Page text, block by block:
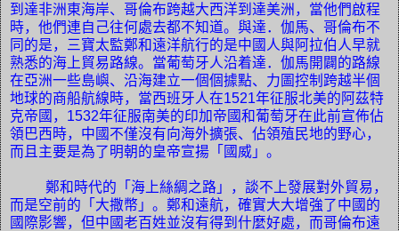
到達非洲東海岸、哥倫布跨越大西洋到達美洲，當他們啟程
時，他們連自己往何處去都不知道。與達．伽馬、哥倫布不
同的是，三寶太監鄭和遠洋航行的是中國人與阿拉伯人早就
熟悉的海上貿易路線。當葡萄牙人沿着達．伽馬開闢的路線
在亞洲一些島嶼、沿海建立一個個據點、力圖控制跨越半個
地球的商船航線時，當西班牙人在1521年征服北美的阿茲特
克帝國， 1532年征服南美的印加帝國和葡萄牙在此前宣佈佔
領巴西時，中國不僅沒有向海外擴張、佔領殖民地的野心，
而且主要是為了明朝的皇帝宣揚「國威」。
鄭和時代的「海上絲綢之路」，談不上發展對外貿易，
而是空前的「大撒幣」。鄭和遠航，確實大大增強了中國的
國際影響，但中國老百姓並沒有得到什麼好處，而哥倫布遠